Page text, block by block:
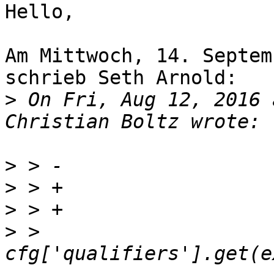
Hello,
Am Mittwoch, 14.
schrieb Seth Arnold:
> On Fri, Aug 12, 2016
>
>
>
> >